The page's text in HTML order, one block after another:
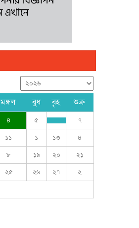
মঙ্গল বুধ বৃহ শুক্র
৪ ৫ ৭
১১ ১ ১৩ ৪
৮ ১৯ ২০ ২১
২৫ ২৬ ২৭ ২